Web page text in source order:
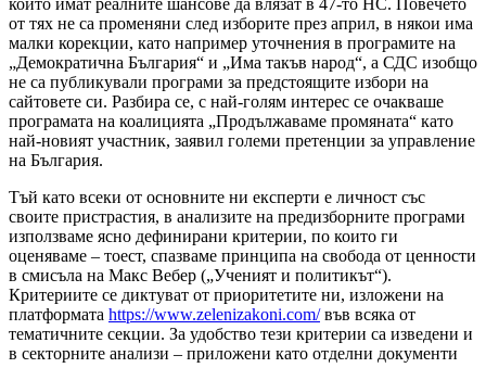
които имат реалните шансове да влязат в 47-то НС. Повечето
от тях не са променяни след изборите през април, в някои има
малки корекции, като например уточнения в програмите на
„Демократична България“ и „Има такъв народ“, а СДС изобщо
не са публикували програми за предстоящите избори на
сайтовете си. Разбира се, с най-голям интерес се очакваше
програмата на коалицията „Продължаваме промяната“ като
най-новият участник, заявил големи претенции за управление
на България.
Тъй като всеки от основните ни експерти е личност със
своите пристрастия, в анализите на предизборните програми
използваме ясно дефинирани критерии, по които ги
оценяваме – тоест, спазваме принципа на свобода от ценности
в смисъла на Макс Вебер („Ученият и политикът“).
Критериите се диктуват от приоритетите ни, изложени на
платформата https://www.zelenizakoni.com/във всяка от
тематичните секции. За удобство тези критерии са изведени и
в секторните анализи – приложени като отделни документи